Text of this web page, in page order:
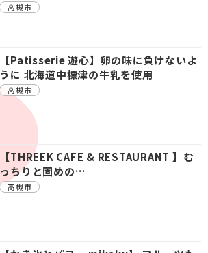
高槻市
【Patisserie 遊心】卵の味に負けないよ
うに 北海道中標津の牛乳を使用
高槻市
【THREEK CAFE & RESTAURANT 】む
っちりと固めの…
高槻市